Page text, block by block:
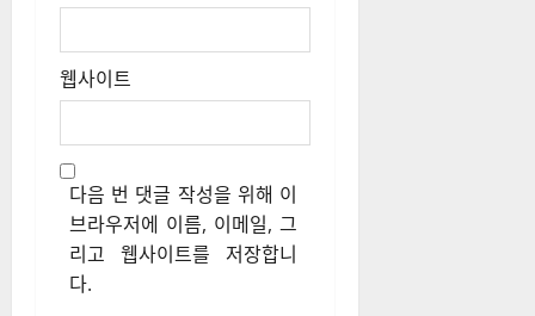
웹사이트
다음 번 댓글 작성을 위해 이
브라우저에 이름, 이메일, 그
리고 웹사이트를 저장합니
다.